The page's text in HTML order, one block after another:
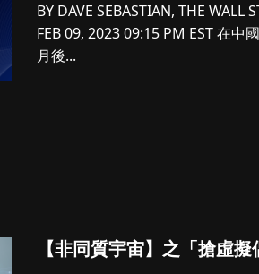
BY DAVE SEBASTIAN, THE WALL
FEB 09, 2023 09:15 PM EST 在中
月後...
【非同質宇宙】之「搶虛擬